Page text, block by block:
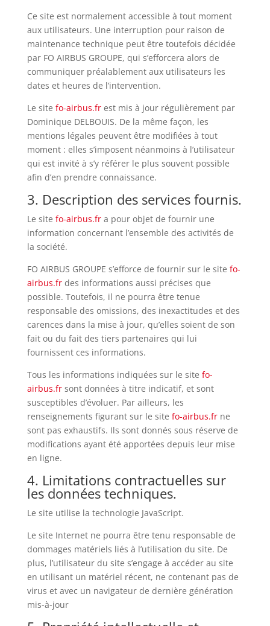
Ce site est normalement accessible à tout moment
aux utilisateurs. Une interruption pour raison de
maintenance technique peut être toutefois décidée
par FO AIRBUS GROUPE, qui s’efforcera alors de
communiquer préalablement aux utilisateurs les
dates et heures de l’intervention.
Le site fo-airbus.frest mis à jour régulièrement par
Dominique DELBOUIS. De la même façon, les
mentions légales peuvent être modifiées à tout
moment : elles s’imposent néanmoins à l’utilisateur
qui est invité à s’y référer le plus souvent possible
afin d’en prendre connaissance.
3. Description des services fournis.
Le site fo-airbus.fra pour objet de fournir une
information concernant l’ensemble des activités de
la société.
FO AIRBUS GROUPE s’efforce de fournir sur le site fo-
airbus.frdes informations aussi précises que
possible. Toutefois, il ne pourra être tenue
responsable des omissions, des inexactitudes et des
carences dans la mise à jour, qu’elles soient de son
fait ou du fait des tiers partenaires qui lui
fournissent ces informations.
Tous les informations indiquées sur le site fo-
airbus.frsont données à titre indicatif, et sont
susceptibles d’évoluer. Par ailleurs, les
renseignements figurant sur le site fo-airbus.frne
sont pas exhaustifs. Ils sont donnés sous réserve de
modifications ayant été apportées depuis leur mise
en ligne.
4. Limitations contractuelles sur
les données techniques.
Le site utilise la technologie JavaScript.
Le site Internet ne pourra être tenu responsable de
dommages matériels liés à l’utilisation du site. De
plus, l’utilisateur du site s’engage à accéder au site
en utilisant un matériel récent, ne contenant pas de
virus et avec un navigateur de dernière génération
mis-à-jour